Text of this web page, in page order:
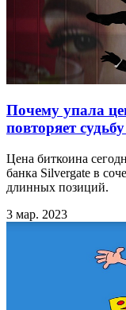
Почему упала
повторяет
Цена биткоина
банка Silvergate в
длинных позиций.
3 мар. 2023